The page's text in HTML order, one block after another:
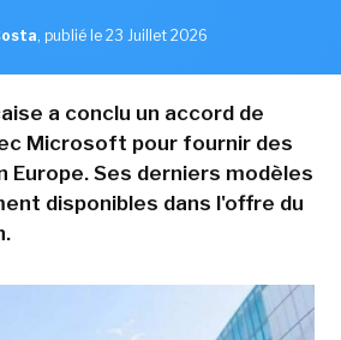
, publié le 23 Juillet 2026
a conclu un accord de
Microsoft pour fournir des
Europe. Ses derniers modèles
disponibles dans l'offre du